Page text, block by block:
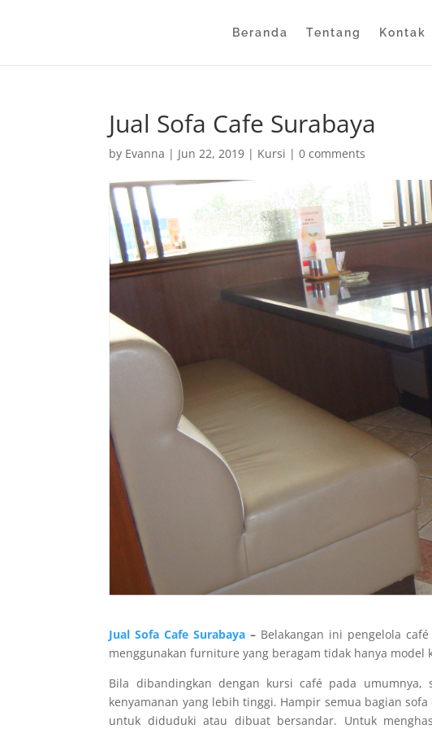
Beranda Tentang Kontak
Jual Sofa Cafe Surabaya
by Evanna | Jun 22, 2019 | Kursi |0 comments
Jual Sofa Cafe Surabaya – Belakangan ini pengelola
menggunakan furniture yang beragam tidak hanya
Bila dibandingkan dengan kursi café pada
kenyamanan yang lebih tinggi. Hampir semua bagian
untuk diduduki atau dibuat bersandar. Untuk